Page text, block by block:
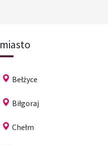
miasto
Bełżyce
Biłgoraj
Chełm